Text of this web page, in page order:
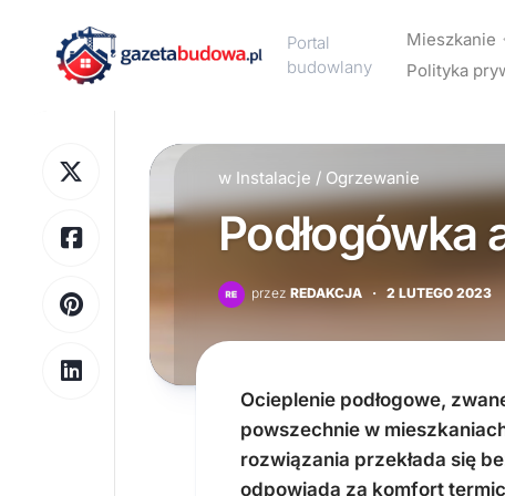
content
Portal
budowlany
Mieszkanie
Meble
wnętrz
Polityka
w Instalacje / Ogrzewanie
Podłogówka
przez REDAKCJA · 2 LUTEGO 2023
Ocieplenie podłogowe,
powszechnie w
rozwiązania przekłada się
odpowiada za komfort